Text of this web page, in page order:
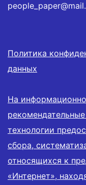
Политика
данных
На
технологии
сбора,
относящихся к
«Интернет»,